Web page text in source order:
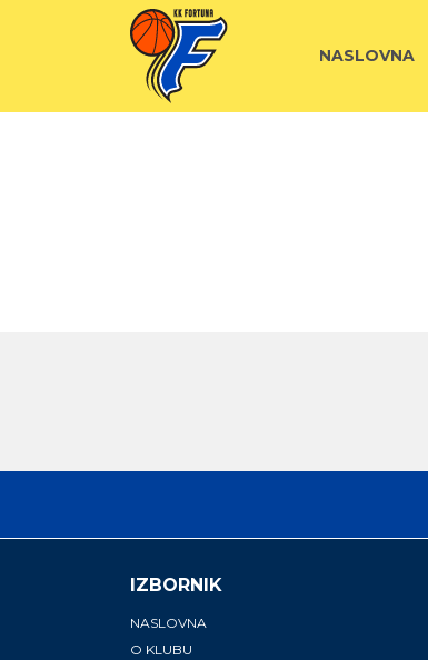
NASLOVNA
IZBORNIK
NASLOVNA
O KLUBU